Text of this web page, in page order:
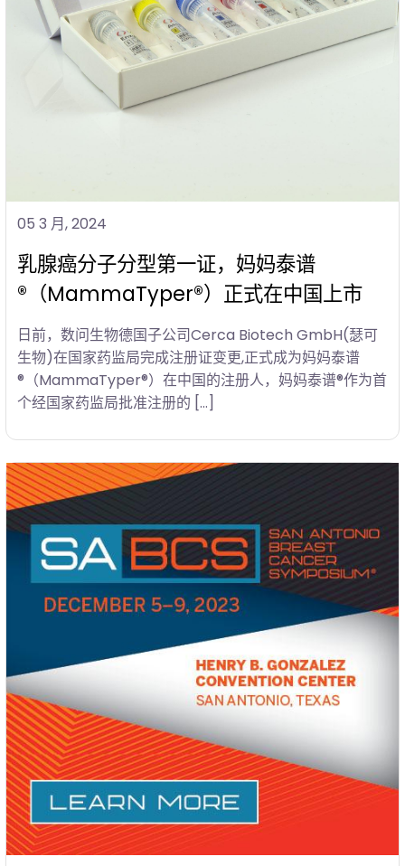
05 3 月, 2024
乳腺癌分子分型第一证，妈妈泰谱
®（MammaTyper®）正式在中国上市
日前，数问生物德国子公司Cerca Biotech GmbH(瑟可
生物)在国家药监局完成注册证变更,正式成为妈妈泰谱
®（MammaTyper®）在中国的注册人，妈妈泰谱®作为首
个经国家药监局批准注册的 […]